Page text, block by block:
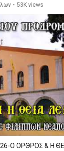
• 53K views